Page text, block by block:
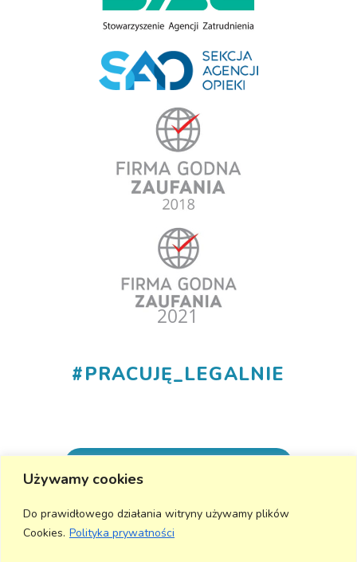
Używamy cookies
Do prawidłowego działania witryny używamy plików
Cookies. Polityka prywatności
#PRACUJĘ_LEGALNIE
+48 530 555 015
info@aktivmed24.pl